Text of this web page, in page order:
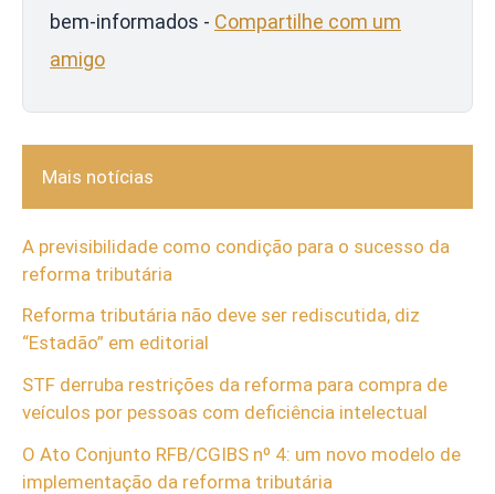
bem-informados - Compartilhe com um
amigo
Mais notícias
A previsibilidade como condição para o sucesso da
reforma tributária
Reforma tributária não deve ser rediscutida, diz
“Estadão” em editorial
STF derruba restrições da reforma para compra de
veículos por pessoas com deficiência intelectual
O Ato Conjunto RFB/CGIBS nº 4: um novo modelo de
implementação da reforma tributária